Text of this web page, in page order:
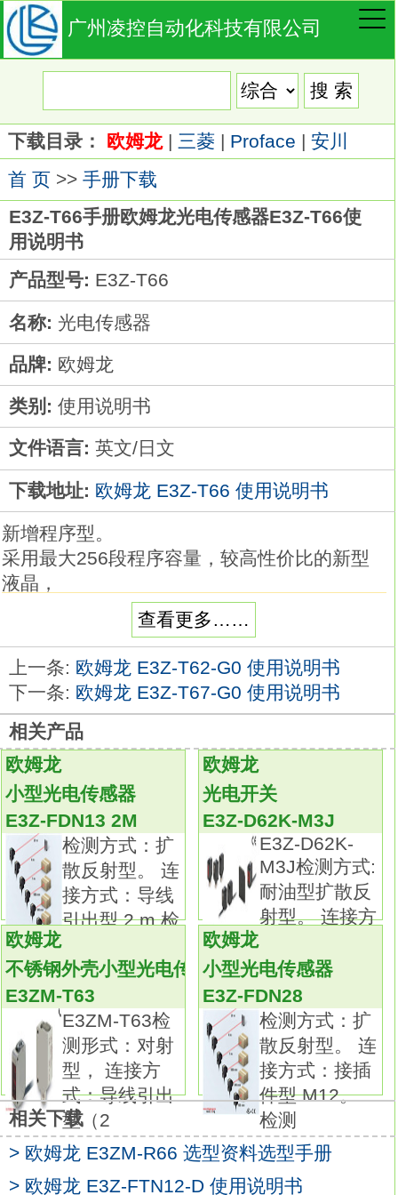
广州凌控自动化科技有限公司
下载目录： 欧姆龙| 三菱| Proface | 安川
首 页>> 手册下载
E3Z-T66手册欧姆龙光电传感器E3Z-T66使
用说明书
产品型号: E3Z-T66
名称: 光电传感器
品牌: 欧姆龙
类别: 使用说明书
文件语言: 英文/日文
下载地址: 欧姆龙 E3Z-T66 使用说明书
新增程序型。
采用最大256段程序容量，较高性价比的新型
液晶，
可视角度、对比度得以提升。
可设定最多8个程序（模式）×32段（步）的程
序。
高分辨率的5位显示/可显示0.01°C欧姆龙光电
传感器使用说明书。
高速采样周期60ms。
全部机型完整多种（能够热电偶/Pt/模拟输入切
换），1台机器支持多种传感器E3Z-T66
还支持远程SP。
增加PV/SV状态显示功能，方便查看温控器的
状态
（自动/手动、RUN/RESET、报警发生），可
交互显示PV/SV。
通过支持软件（CX-Thermo Ver.4.3）使得程
序的设定管理变得非常
简单利用简易运算功能（AND/OR逻辑和延
时）设定能够执行柔性的接点输出欧姆龙光电
传感器使用说明书。
通过红外线端口可从前面进行通信。
控制输出ON/OFF次数计数功能可预测温控器
内部继电器的故障。导线长度：4m。
品种丰富的高精度温度传感器系列。
在以往的M3螺钉对应品的基础上，
追加有助于降低配线工时的棒状端子对应品。
查看更多……
上一条: 欧姆龙 E3Z-T62-G0 使用说明书
下一条: 欧姆龙 E3Z-T67-G0 使用说明书
相关产品
欧姆龙
小型光电传感器
E3Z-FDN13 2M
检测方式：扩
散反射型。 连
接方式：导线
引出型 2 m 检
欧姆龙
光电开关
E3Z-D62K-M3J
E3Z-D62K-
M3J检测方式:
耐油型扩散反
射型。 连接方
欧姆龙
不锈钢外壳小型光电传感器
E3ZM-T63
E3ZM-T63检
测形式：对射
型， 连接方
式：导线引出
型（2
欧姆龙
小型光电传感器
E3Z-FDN28
检测方式：扩
散反射型。 连
接方式：接插
件型 M12。
检测
相关下载
> 欧姆龙 E3ZM-R66 选型资料选型手册
> 欧姆龙 E3Z-FTN12-D 使用说明书